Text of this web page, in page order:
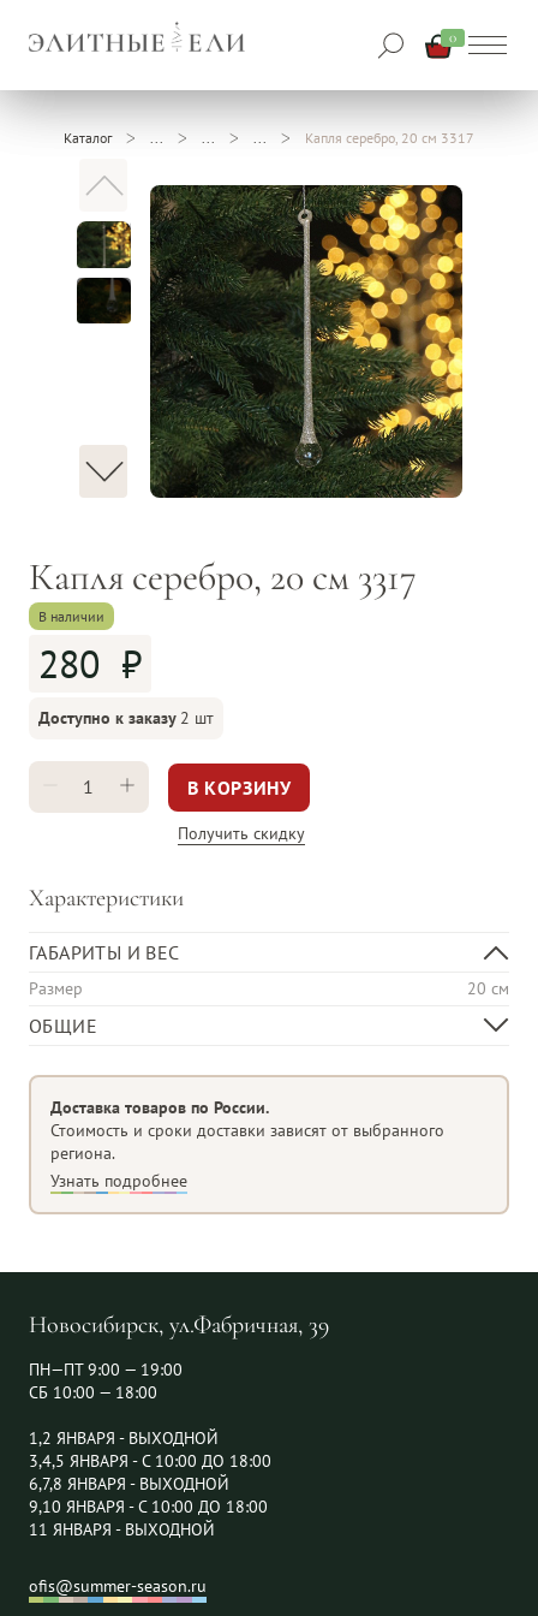
0
Каталог Капля серебро, 20 см 3317
Капля серебро, 20 см 3317
В наличии
280
Доступно к заказу 2 шт
В КОРЗИНУ
Получить скидку
Характеристики
ГАБАРИТЫ И ВЕС
Размер 20 см
ОБЩИЕ
Доставка товаров по России.
Стоимость и сроки доставки зависят от выбранного
региона.
Узнать подробнее
Новосибирск, ул.Фабричная, 39
ПН—ПТ 9:00 — 19:00
СБ 10:00 — 18:00
1,2 ЯНВАРЯ - ВЫХОДНОЙ
3,4,5 ЯНВАРЯ - С 10:00 ДО 18:00
6,7,8 ЯНВАРЯ - ВЫХОДНОЙ
9,10 ЯНВАРЯ - С 10:00 ДО 18:00
11 ЯНВАРЯ - ВЫХОДНОЙ
ofis@summer-season.ru